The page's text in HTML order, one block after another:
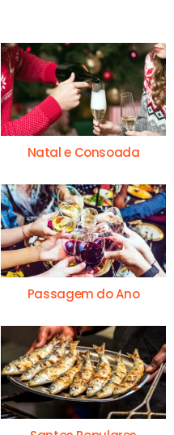
Natal e Consoada
Passagem do Ano